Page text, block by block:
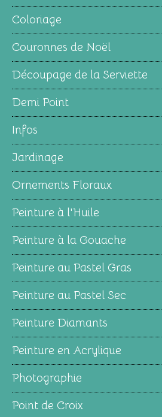
Coloriage
Couronnes de Noël
Découpage de la Serviette
Demi Point
Infos
Jardinage
Ornements Floraux
Peinture à l'Huile
Peinture à la Gouache
Peinture au Pastel Gras
Peinture au Pastel Sec
Peinture Diamants
Peinture en Acrylique
Photographie
Point de Croix